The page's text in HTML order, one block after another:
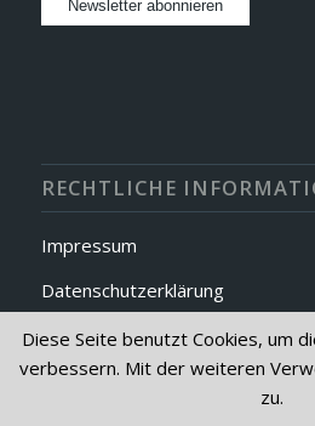
RECHTLICHE
Impressum
Datenschutzerklärung
AGB
Diese Seite benutzt Cookies, um
verbessern. Mit der weiteren
zu.